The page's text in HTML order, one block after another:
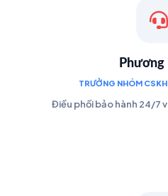
Phương
TRƯỞNG NHÓM
Điều phối bảo hành 24/7